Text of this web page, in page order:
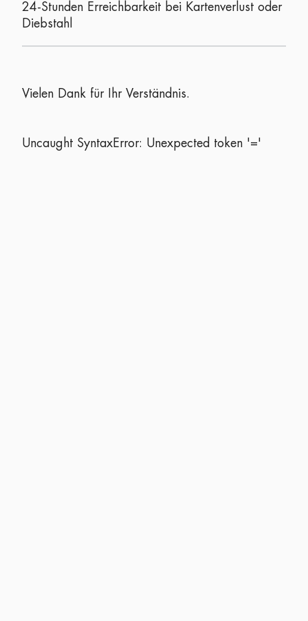
24-Stunden Erreichbarkeit bei Kartenverlust oder
Diebstahl
Vielen Dank für Ihr Verständnis.
Uncaught SyntaxError: Unexpected token '='